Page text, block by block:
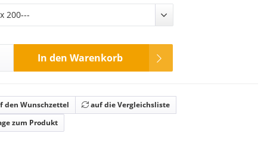
200---
In den Warenkorb
den Wunschzettel
auf die Vergleichsliste
zum Produkt